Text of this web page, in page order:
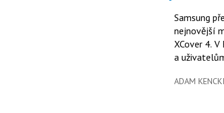
Samsung
nejnovější
XCover 4.
a
zpracování.
ADAM KENCKI